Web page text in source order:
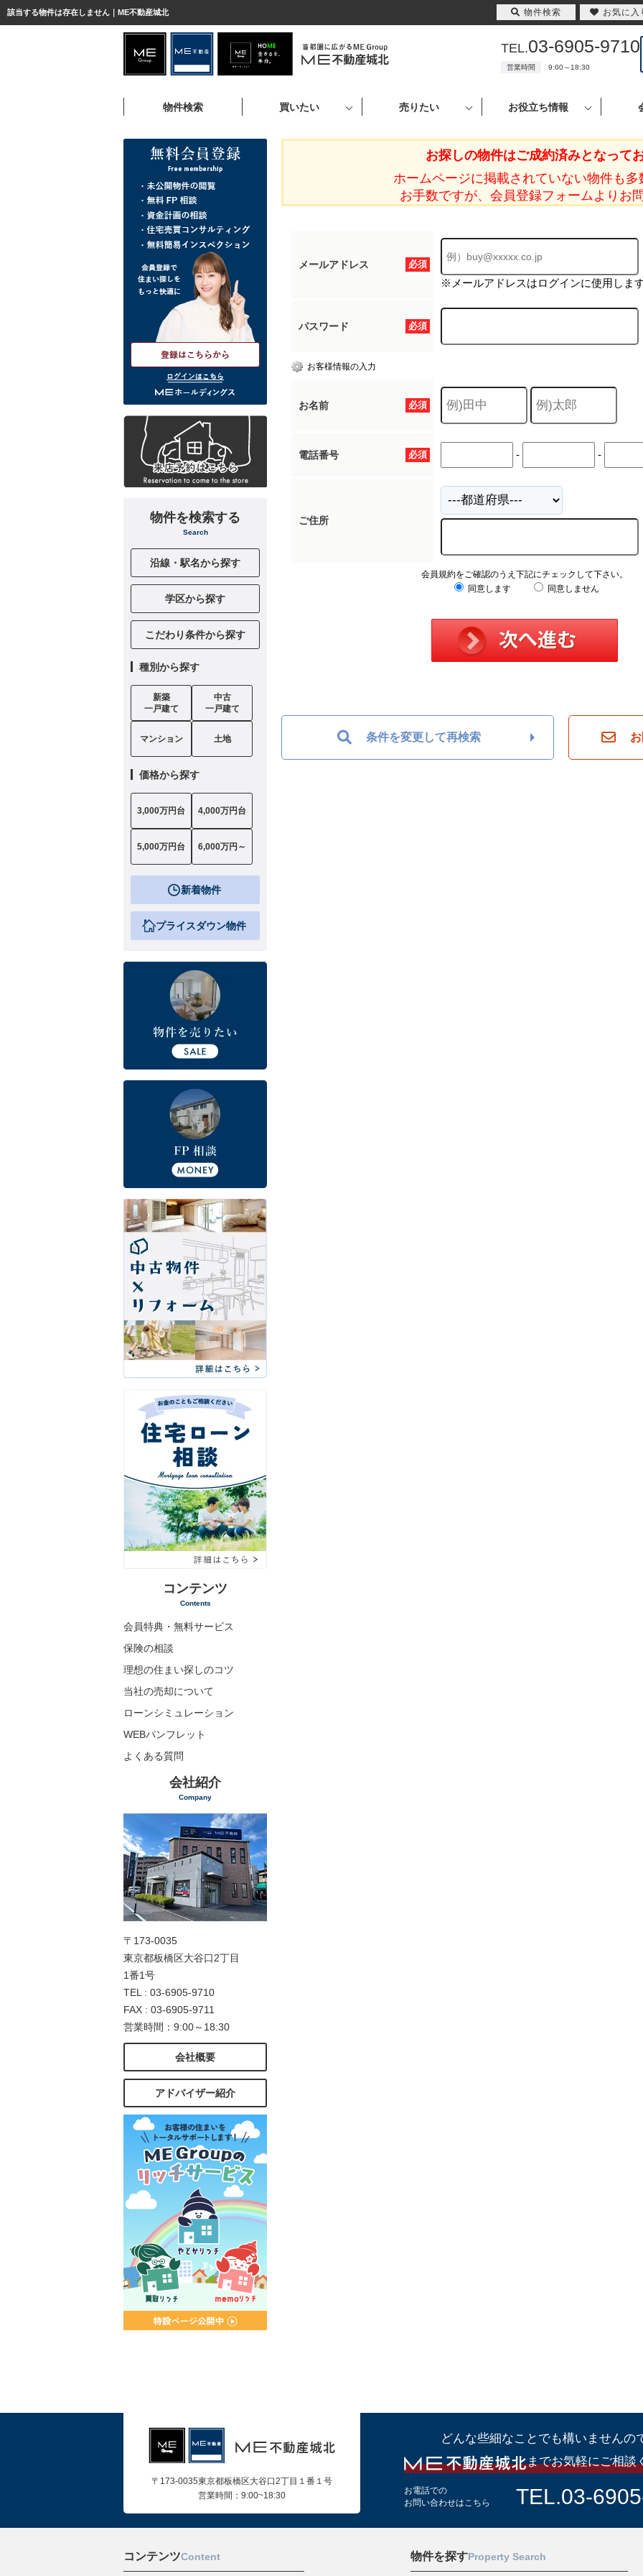
該当する物件は存在しません｜ME不動産城北
TEL.03-6905-9710
営業時間 9:00～18:30
物件検索 買いたい 売りたい お役立ち情報
お探しの物件はご成約済みとなってお
ホームページに掲載されていない物件も多
お手数ですが、会員登録フォームよりお
必須
メールアドレス
※メールアドレスはログインに使用します
必須
パスワード
お客様情報の入力
必須
お名前
必須
電話番号 - -
ご住所
会員規約をご確認のうえ下記にチェックして下さい。
同意します
同意しません
条件を変更して再検索
ログインはこちら
物件を検索する
Search
沿線・駅名から探す
学区から探す
こだわり条件から探す
種別から探す
新築
一戸建て
中古
一戸建て
マンション 土地
価格から探す
3,000万円台 4,000万円台
5,000万円台 6,000万円～
新着物件
プライスダウン物件
コンテンツ
Contents
会員特典・無料サービス
保険の相談
理想の住まい探しのコツ
当社の売却について
ローンシミュレーション
WEBパンフレット
よくある質問
会社紹介
Company
〒173-0035
東京都板橋区大谷口2丁目
1番1号
TEL : 03-6905-9710
FAX : 03-6905-9711
営業時間：9:00～18:30
会社概要
アドバイザー紹介
〒173-0035東京都板橋区大谷口2丁目１番１号
営業時間：9:00~18:30
どんな些細なことでも構いませんの
までお気軽にご相談
お電話での
お問い合わせはこちら
TEL.03-
コンテンツContent 物件を探すProperty Search
物件検索 お気に入